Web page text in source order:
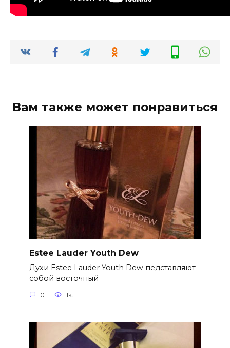
Вам также может понравиться
Estee Lauder Youth Dew
Духи Estee Lauder Youth Dew педставляют
собой восточный
0 1к.